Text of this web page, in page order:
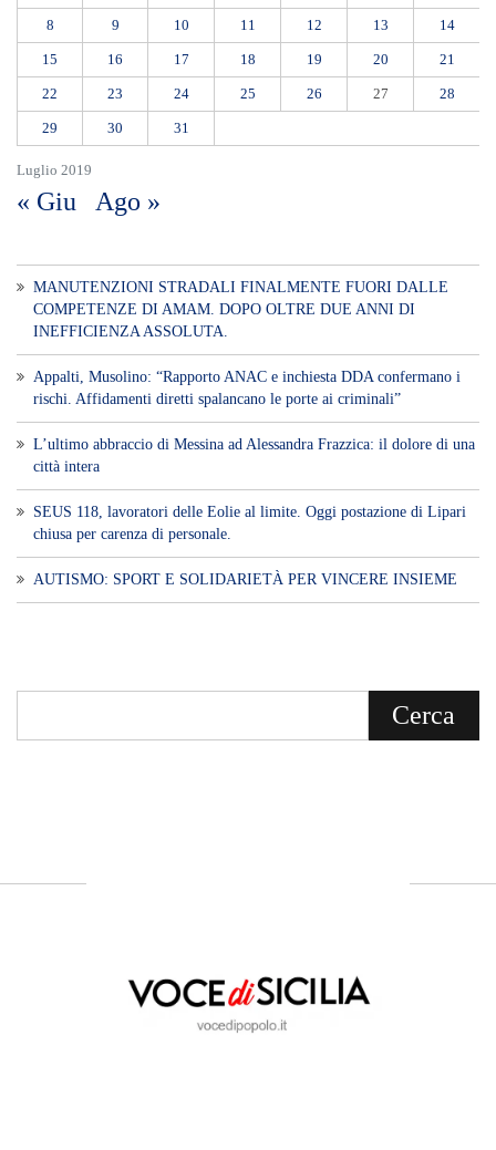
MANUTENZIONI STRADALI FINALMENTE FUORI DALLE
COMPETENZE DI AMAM. DOPO OLTRE DUE ANNI DI
INEFFICIENZA ASSOLUTA.
​Appalti, Musolino: “Rapporto ANAC e inchiesta DDA confermano i
rischi. Affidamenti diretti spalancano le porte ai criminali”
L’ultimo abbraccio di Messina ad Alessandra Frazzica: il dolore di una
SEUS 118, lavoratori delle Eolie al limite. Oggi postazione di Lipari
chiusa per carenza di personale.
notizie on line diretto da Giuseppe
Bevacqua, giornalista iscritto all'Ordine di